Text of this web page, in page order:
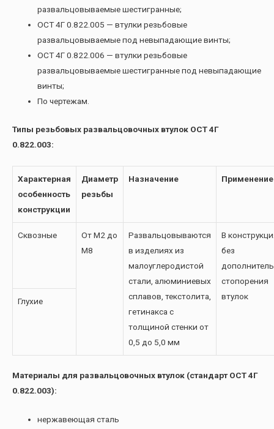
развальцовываемые шестигранные;
ОСТ 4Г 0.822.005 — втулки резьбовые
развальцовываемые под невыпадающие винты;
ОСТ 4Г 0.822.006 — втулки резьбовые
развальцовываемые шестигранные под невыпадающие
винты;
По чертежам.
Типы резьбовых развальцовочных втулок ОСТ 4Г
0.822.003:
Характерная
особенность
конструкции
Диаметр
резьбы
Назначение Применение
Сквозные
От М2 до
М8
Развальцовываются
в изделиях из
малоуглеродистой
стали, алюминиевых
сплавов, текстолита,
гетинакса с
толщиной стенки от
0,5 до 5,0 мм
В
без
стопорения
втулок
Глухие
Материалы для развальцовочных втулок (стандарт ОСТ 4Г
0.822.003):
нержавеющая сталь